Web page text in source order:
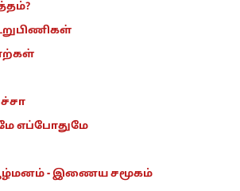
எப்போதுமே
- இணைய சமூகம்